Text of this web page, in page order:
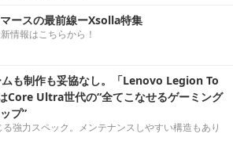
ースの最前線ーXsolla特集
情報はこちらから！
も制作も妥協なし。「Lenovo Legion To
Core Ultra世代の“全てこなせるゲーミング
プ”
強力スペック。メンテナンスしやすい構造もあり